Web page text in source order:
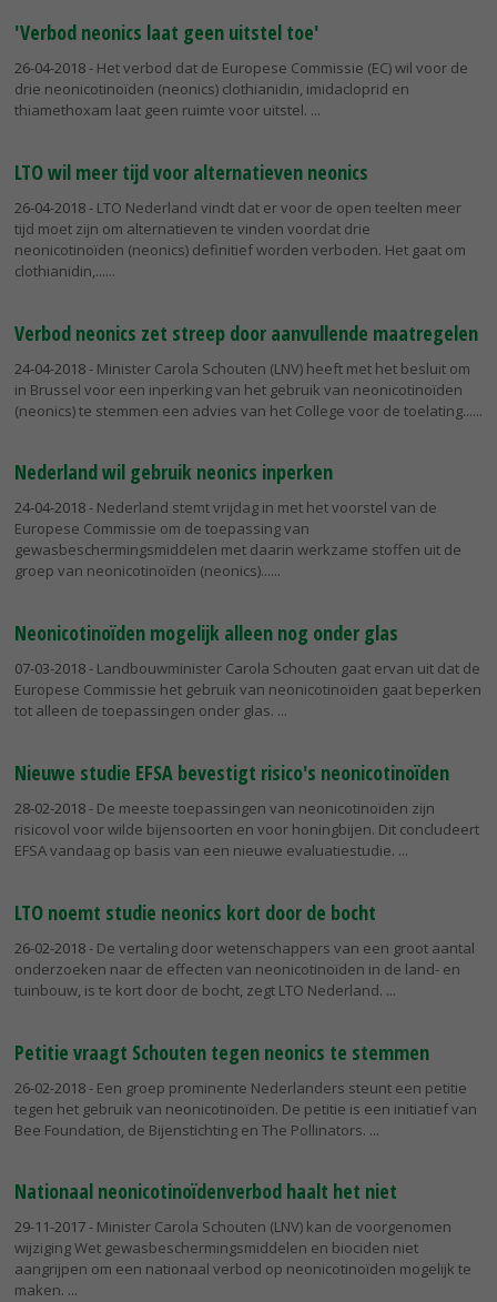
'Verbod neonics laat geen uitstel toe'
26-04-2018- Het verbod dat de Europese Commissie (EC) wil voor de
drie neonicotinoïden (neonics) clothianidin, imidacloprid en
thiamethoxam laat geen ruimte voor uitstel.
LTO wil meer tijd voor alternatieven neonics
26-04-2018- LTO Nederland vindt dat er voor de open teelten meer
tijd moet zijn om alternatieven te vinden voordat drie
neonicotinoïden (neonics) definitief worden verboden. Het gaat om
clothianidin,...
Verbod neonics zet streep door aanvullende maatregelen
24-04-2018- Minister Carola Schouten (LNV) heeft met het besluit om
in Brussel voor een inperking van het gebruik van neonicotinoïden
(neonics) te stemmen een advies van het College voor de toelating...
Nederland wil gebruik neonics inperken
24-04-2018- Nederland stemt vrijdag in met het voorstel van de
Europese Commissie om de toepassing van
gewasbeschermingsmiddelen met daarin werkzame stoffen uit de
groep van neonicotinoïden (neonics)...
Neonicotinoïden mogelijk alleen nog onder glas
07-03-2018- Landbouwminister Carola Schouten gaat ervan uit dat de
Europese Commissie het gebruik van neonicotinoïden gaat beperken
tot alleen de toepassingen onder glas.
Nieuwe studie EFSA bevestigt risico's neonicotinoïden
28-02-2018- De meeste toepassingen van neonicotinoïden zijn
risicovol voor wilde bijensoorten en voor honingbijen. Dit concludeert
EFSA vandaag op basis van een nieuwe evaluatiestudie.
LTO noemt studie neonics kort door de bocht
26-02-2018- De vertaling door wetenschappers van een groot aantal
onderzoeken naar de effecten van neonicotinoïden in de land- en
tuinbouw, is te kort door de bocht, zegt LTO Nederland.
Petitie vraagt Schouten tegen neonics te stemmen
26-02-2018- Een groep prominente Nederlanders steunt een petitie
tegen het gebruik van neonicotinoïden. De petitie is een initiatief van
Bee Foundation, de Bijenstichting en The Pollinators.
Nationaal neonicotinoïdenverbod haalt het niet
29-11-2017- Minister Carola Schouten (LNV) kan de voorgenomen
wijziging Wet gewasbeschermingsmiddelen en biociden niet
aangrijpen om een nationaal verbod op neonicotinoïden mogelijk te
maken.